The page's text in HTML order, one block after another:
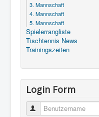
3. Mannschaft
4. Mannschaft
5. Mannschaft
Spielerrangliste
Tischtennis News
Trainingszeiten
Login Form
Benutzername